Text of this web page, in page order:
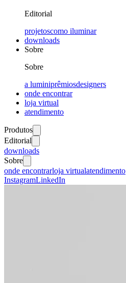
Editorial
projetoscomo iluminar
downloads
Sobre
Sobre
a luminiprêmiosdesigners
onde encontrar
loja virtual
atendimento
Produtos
Editorial
downloads
Sobre
onde encontrarloja virtualatendimento
InstagramLinkedIn